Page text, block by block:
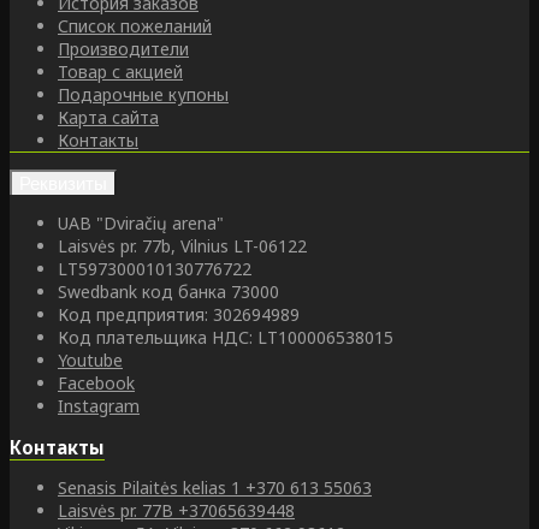
Список пожеланий
Производители
Товар с акцией
Подарочные купоны
Карта сайта
Контакты
UAB "Dviračių arena"
Laisvės pr. 77b, Vilnius LT-06122
LT597300010130776722
Swedbank код банка 73000
Код предприятия: 302694989
Код плательщика НДС: LT100006538015
Youtube
Facebook
Instagram
Контакты
Senasis Pilaitės kelias 1 +370 613 55063
Laisvės pr. 77B +37065639448